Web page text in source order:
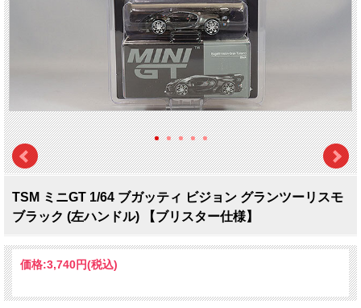
TSM ミニGT 1/64 ブガッティ ビジョン グランツーリスモ
ブラック (左ハンドル) 【ブリスター仕様】
価格:3,740円(税込)